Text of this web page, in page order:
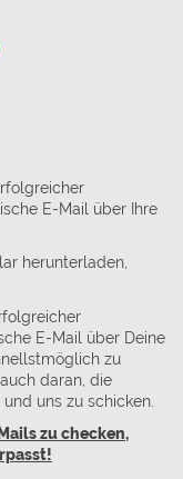
E-Mail über Ihre
herunterladen,
E-Mail über Deine
zu
daran, die
uns zu schicken.
zu checken,